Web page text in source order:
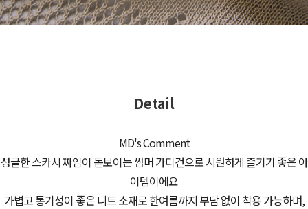
Detail
MD's Comment
성글한 스카시 짜임이 돋보이는 썸머 가디건으로 시원하게 즐기기 좋은 아
이템이에요
가볍고 통기성이 좋은 니트 소재로 한여름까지 부담 없이 착용 가능하며,